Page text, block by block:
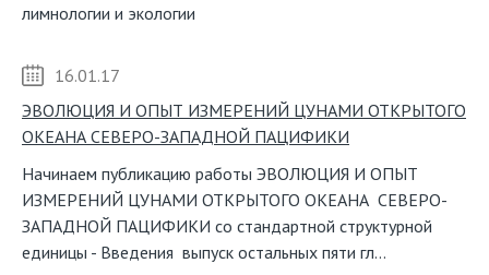
лимнологии и экологии
16.01.17
ЭВОЛЮЦИЯ И ОПЫТ ИЗМЕРЕНИЙ ЦУНАМИ ОТКРЫТОГО
ОКЕАНА СЕВЕРО-ЗАПАДНОЙ ПАЦИФИКИ
Начинаем публикацию работы ЭВОЛЮЦИЯ И ОПЫТ
ИЗМЕРЕНИЙ ЦУНАМИ ОТКРЫТОГО ОКЕАНА СЕВЕРО-
ЗАПАДНОЙ ПАЦИФИКИ со стандартной структурной
единицы - Введения выпуск остальных пяти гл...